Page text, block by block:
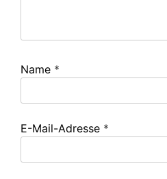
Name *
E-Mail-Adresse *